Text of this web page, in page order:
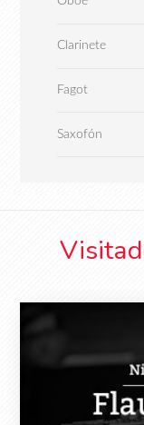
Clarinete
Fagot
Saxofón